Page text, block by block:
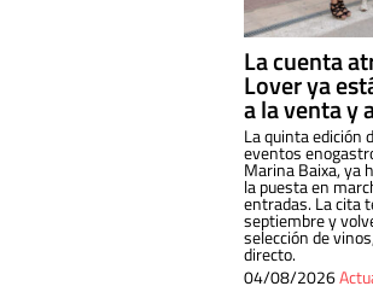
La cuenta
Lover ya
a la venta y
La quinta edición
eventos
Marina Baixa, ya
la puesta en
entradas. La cita
septiembre y
selección de
directo.
04/08/2026